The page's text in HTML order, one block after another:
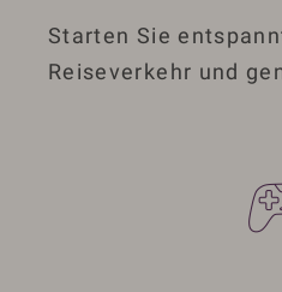
Starten Sie
Reiseverkehr und